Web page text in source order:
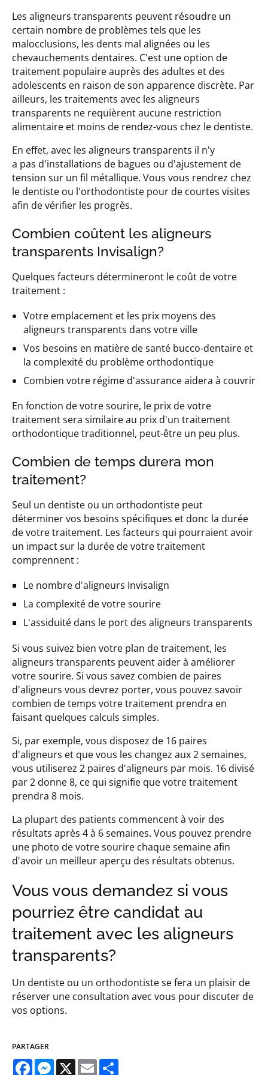
Les aligneurs transparents peuvent résoudre un
certain nombre de problèmes tels que les
malocclusions, les dents mal alignées ou les
chevauchements dentaires. C'est une option de
traitement populaire auprès des adultes et des
adolescents en raison de son apparence discrète. Par
ailleurs, les traitements avec les aligneurs
transparents ne requièrent aucune restriction
alimentaire et moins de rendez-vous chez le dentiste.
En effet, avec les aligneurs transparents il n'y
a pas d'installations de bagues ou d'ajustement de
tension sur un fil métallique. Vous vous rendrez chez
le dentiste ou l'orthodontiste pour de courtes visites
afin de vérifier les progrès.
Combien coûtent les aligneurs
transparents Invisalign?
Quelques facteurs détermineront le coût de votre
traitement :
Votre emplacement et les prix moyens des
aligneurs transparents dans votre ville
Vos besoins en matière de santé bucco-dentaire et
la complexité du problème orthodontique
Combien votre régime d'assurance aidera à couvrir
En fonction de votre sourire, le prix de votre
traitement sera similaire au prix d'un traitement
orthodontique traditionnel, peut-être un peu plus.
Combien de temps durera mon
traitement?
Seul un dentiste ou un orthodontiste peut
déterminer vos besoins spécifiques et donc la durée
de votre traitement. Les facteurs qui pourraient avoir
un impact sur la durée de votre traitement
comprennent :
Le nombre d'aligneurs Invisalign
La complexité de votre sourire
L'assiduité dans le port des aligneurs transparents
Si vous suivez bien votre plan de traitement, les
aligneurs transparents peuvent aider à améliorer
votre sourire. Si vous savez combien de paires
d'aligneurs vous devrez porter, vous pouvez savoir
combien de temps votre traitement prendra en
faisant quelques calculs simples.
Si, par exemple, vous disposez de 16 paires
d'aligneurs et que vous les changez aux 2 semaines,
vous utiliserez 2 paires d'aligneurs par mois. 16 divisé
par 2 donne 8, ce qui signifie que votre traitement
prendra 8 mois.
La plupart des patients commencent à voir des
résultats après 4 à 6 semaines. Vous pouvez prendre
une photo de votre sourire chaque semaine afin
d'avoir un meilleur aperçu des résultats obtenus.
Vous vous demandez si vous
pourriez être candidat au
traitement avec les aligneurs
transparents?
Un dentiste ou un orthodontiste se fera un plaisir de
réserver une consultation avec vous pour discuter de
vos options.
PARTAGER
FacebookMessenger
X Email